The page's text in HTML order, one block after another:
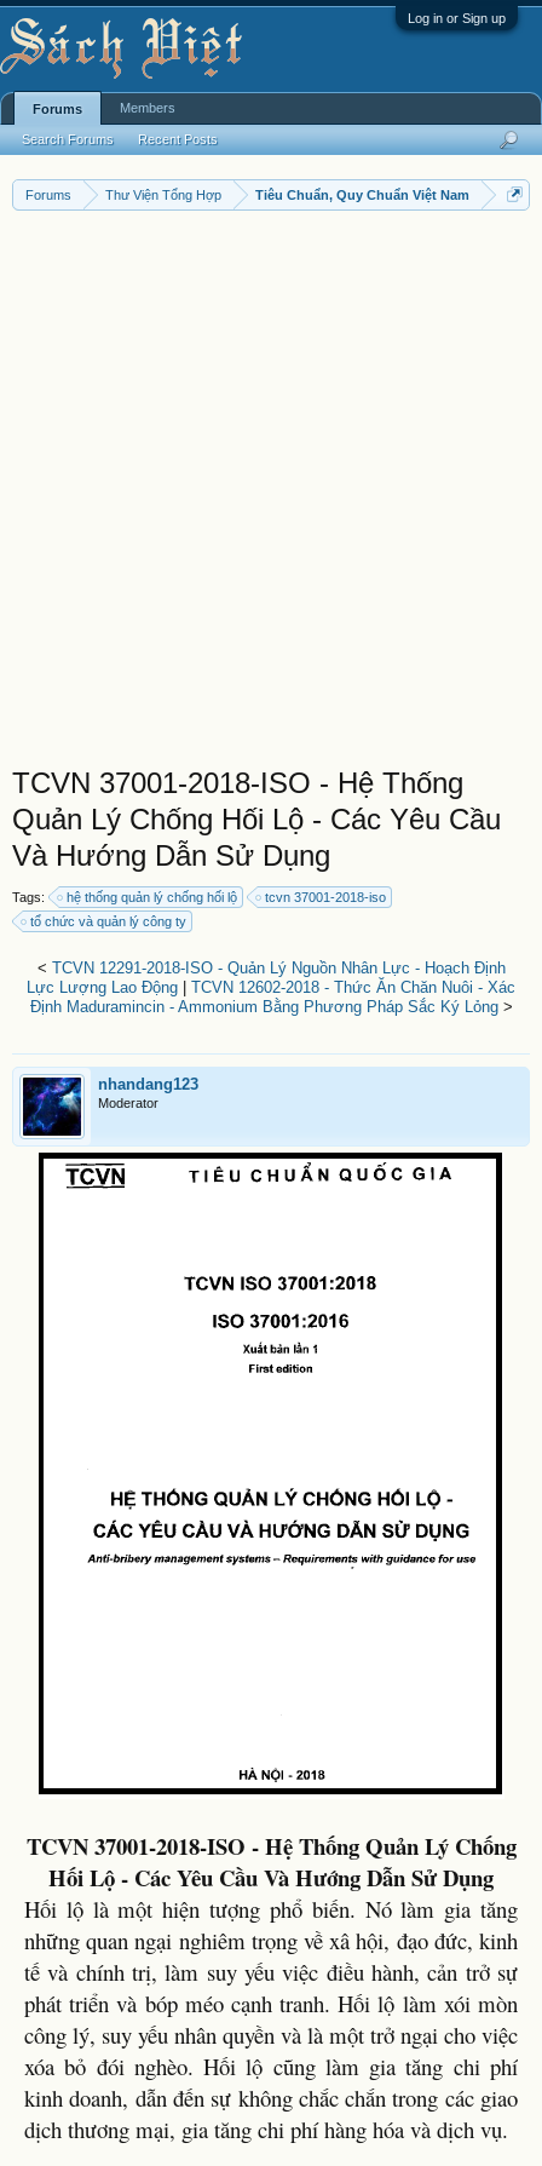
Log in or Sign up
Forums Thư Viện Tổng Hợp Tiêu Chuẩn, Quy Chuẩn Việt Nam
TCVN 37001-2018-ISO - Hệ Thống
Quản Lý Chống Hối Lộ - Các Yêu Cầu
Và Hướng Dẫn Sử Dụng
Tags: hệ thống quản lý chống hối lộ
tcvn 37001-2018-iso
tổ chức và quản lý công ty
< TCVN 12291-2018-ISO - Quản Lý Nguồn Nhân Lực - Hoạch Định
Lực Lượng Lao Động
TCVN 12602-2018 - Thức Ăn Chăn Nuôi - Xác
Định Maduramincin - Ammonium Bằng Phương Pháp Sắc Ký Lỏng>
nhandang123
Moderator
TCVN 37001-2018-ISO - Hệ Thống Quản Lý Chống
Hối Lộ - Các Yêu Cầu Và Hướng Dẫn Sử Dụng
Hối lộ là một hiện tượng phổ biến. Nó làm gia tăng
những quan ngại nghiêm trọng về xâ hội, đạo đức, kinh
tế và chính trị, làm suy yếu việc điều hành, cản trở sự
phát triển và bóp méo cạnh tranh. Hối lộ làm xói mòn
công lý, suy yếu nhân quyền và là một trở ngại cho việc
xóa bỏ đói nghèo. Hối lộ cũng làm gia tăng chi phí
kinh doanh, dẫn đến sự không chắc chắn trong các giao
dịch thương mại, gia tăng chi phí hàng hóa và dịch vụ.
Forums
Search Forums Recent Posts
Members